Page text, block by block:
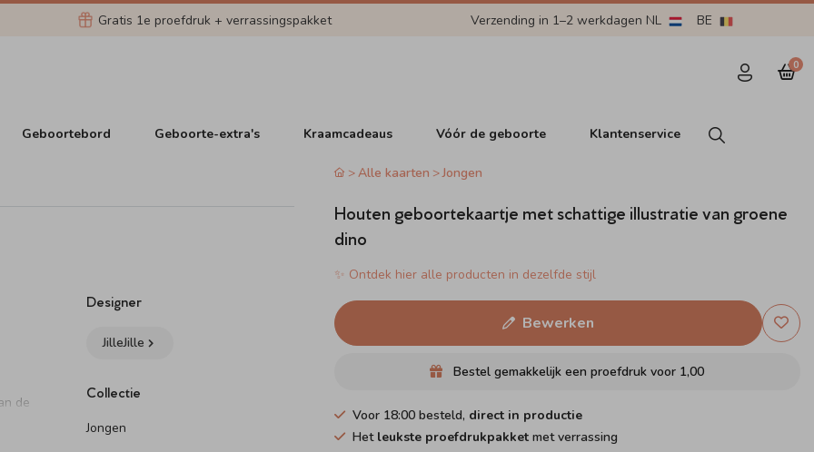
Gratis 1e proefdruk + verrassingspakket Verzending in 1–2 werkdagen NL BE
0
Geboortebord Geboorte-extra's Kraamcadeaus Vóór de geboorte Klantenservice
de
Designer
JilleJille
Collectie
Jongen
Alle kaarten Jongen
Houten geboortekaartje met schattige illustratie van groene
dino
✨ Ontdek hier alle producten in dezelfde stijl
Bewerken
Bestel gemakkelijk een proefdruk voor 1,00
Voor 18:00 besteld, direct in productie
Het leukste proefdrukpakketmet verrassing